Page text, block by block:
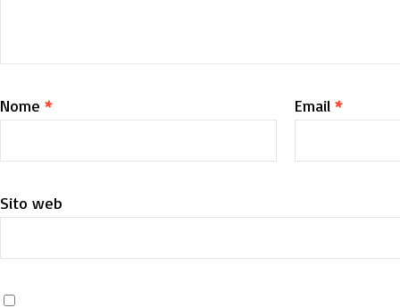
Nome * Email *
Sito web